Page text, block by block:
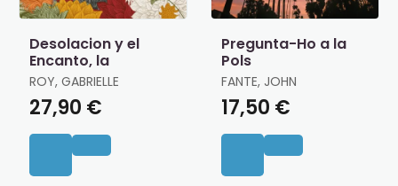
Desolacion y el
Encanto, la
ROY, GABRIELLE
27,90 €
Pregunta-Ho a la
Pols
FANTE, JOHN
17,50 €